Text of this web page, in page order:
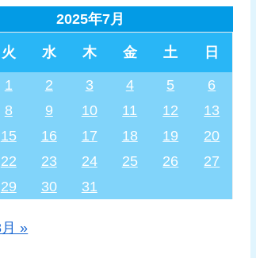
2025年7月
火 水 木 金 土 日
1 2 3 4 5
6
8 9 10 11 12
13
15 16 17 18 19
20
22 23 24 25 26
27
29 30 31
»